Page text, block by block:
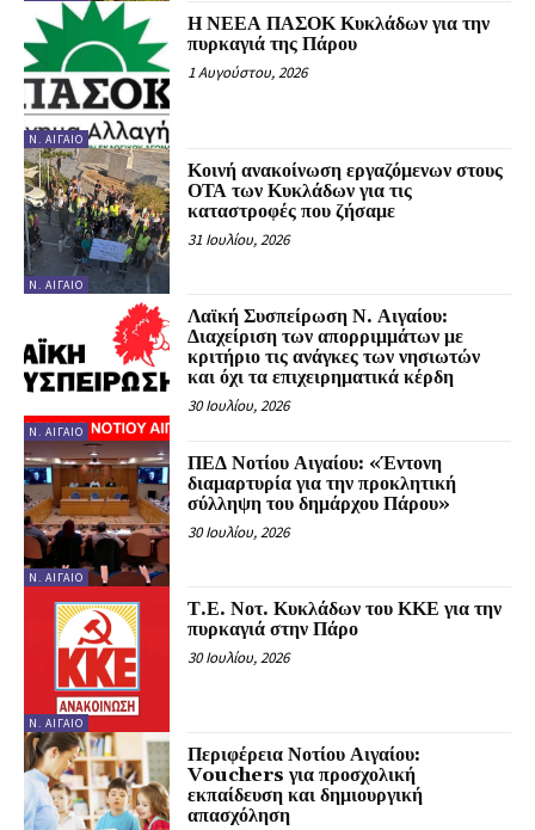
Ν. ΑΙΓΑΊΟ
Η ΝΕΕΑ ΠΑΣΟΚ Κυκλάδων για την
πυρκαγιά της Πάρου
1 Αυγούστου, 2026
Ν. ΑΙΓΑΊΟ
Κοινή ανακοίνωση εργαζόμενων στους
ΟΤΑ των Κυκλάδων για τις
καταστροφές που ζήσαμε
31 Ιουλίου, 2026
Ν. ΑΙΓΑΊΟ
Λαϊκή Συσπείρωση Ν. Αιγαίου:
Διαχείριση των απορριμμάτων με
κριτήριο τις ανάγκες των νησιωτών
και όχι τα επιχειρηματικά κέρδη
30 Ιουλίου, 2026
Ν. ΑΙΓΑΊΟ
ΠΕΔ Νοτίου Αιγαίου: «Έντονη
διαμαρτυρία για την προκλητική
σύλληψη του δημάρχου Πάρου»
30 Ιουλίου, 2026
Ν. ΑΙΓΑΊΟ
Τ.Ε. Νοτ. Κυκλάδων του ΚΚΕ για την
πυρκαγιά στην Πάρο
30 Ιουλίου, 2026
Περιφέρεια Νοτίου Αιγαίου:
Vouchers για προσχολική
εκπαίδευση και δημιουργική
απασχόληση